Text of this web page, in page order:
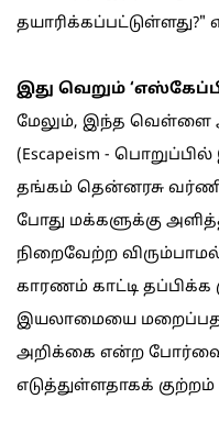
தயாரிக்கப்பட்டுள்ளது?"
இது வெறும்
மேலும், இந்த வெள்ளை
(Escapeism -
தங்கம் தென்னரசு
போது மக்களுக்கு
நிறைவேற்ற
காரணம் காட்டி தப்பிக்க
இயலாமையை
அறிக்கை என்ற
எடுத்துள்ளதாகக் குற்றம்